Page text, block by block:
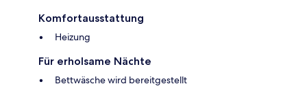
Komfortausstattung
Heizung
Für erholsame Nächte
Bettwäsche wird bereitgestellt